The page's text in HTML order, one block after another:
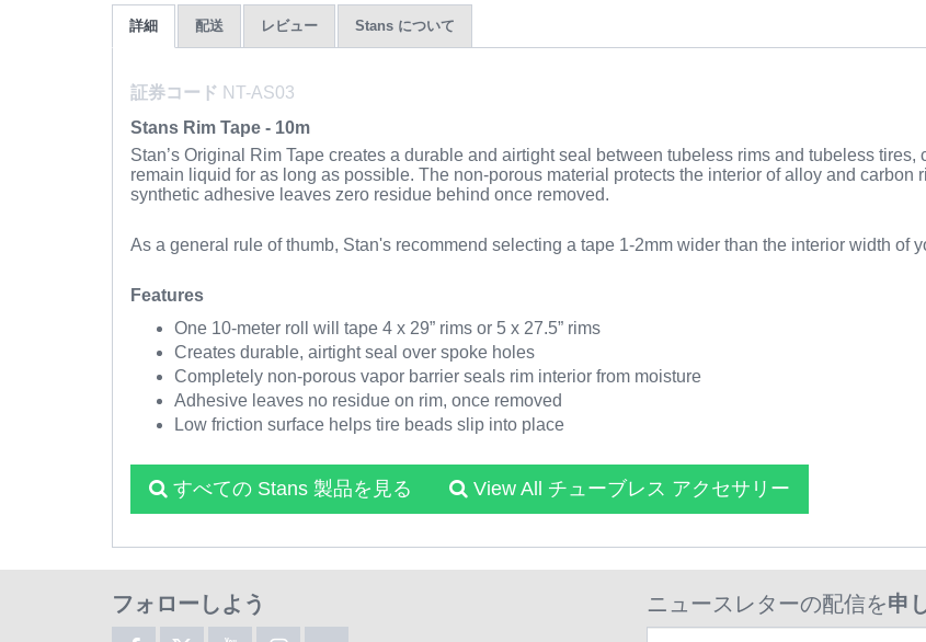
詳細 配送 レビュー Stans について
証券コード NT-AS03
Stans Rim Tape - 10m
Stan’s Original Rim Tape creates a durable and airtight seal between tubeless rims and tubeless
remain liquid for as long as possible. The non-porous material protects the interior of alloy and carbon
synthetic adhesive leaves zero residue behind once removed.
As a general rule of thumb, Stan's recommend selecting a tape 1-2mm wider than the interior width of
Features
One 10-meter roll will tape 4 x 29” rims or 5 x 27.5” rims
Creates durable, airtight seal over spoke holes
Completely non-porous vapor barrier seals rim interior from moisture
Adhesive leaves no residue on rim, once removed
Low friction surface helps tire beads slip into place
すべての Stans 製品を見る View All チューブレス アクセサリー
フォローしよう ニュースレターの配信を申